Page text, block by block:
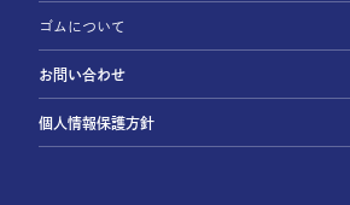
ゴムについて
お問い合わせ
個人情報保護方針